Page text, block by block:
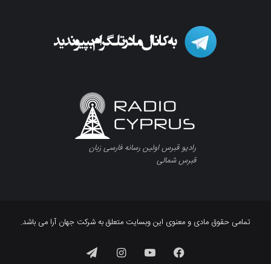
رادیو قبرس اولین رسانه فارسی زبان
قبرس شمالی
تمامی حقوق مادی و معنوی این وبسایت متعلق به شرکت جهان آرا می باشد.
فیسبوک یوتیوب اینستاگرام